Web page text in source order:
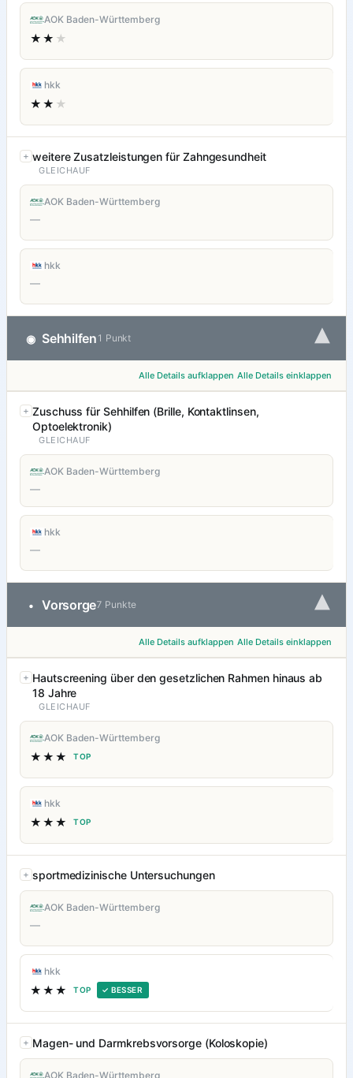
AOK Baden-Württemberg
★★ ★
hkk
★★ ★
weitere Zusatzleistungen für Zahngesundheit
GLEICHAUF
AOK Baden-Württemberg
—
hkk
—
◉ Sehhilfen 1 Punkt ▾
Alle Details aufklappen Alle Details einklappen
Zuschuss für Sehhilfen (Brille, Kontaktlinsen,
Optoelektronik)
GLEICHAUF
AOK Baden-Württemberg
—
hkk
—
• Vorsorge7 Punkte ▾
Alle Details aufklappen Alle Details einklappen
Hautscreening über den gesetzlichen Rahmen hinaus ab
18 Jahre
GLEICHAUF
AOK Baden-Württemberg
★★★ TOP
hkk
★★★ TOP
sportmedizinische Untersuchungen
AOK Baden-Württemberg
—
hkk
★★★ TOP ✓ BESSER
Magen- und Darmkrebsvorsorge (Koloskopie)
AOK Baden-Württemberg